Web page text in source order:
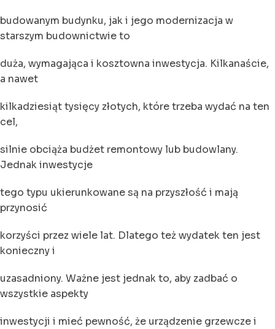
budowanym budynku, jak i jego modernizacja w
starszym budownictwie to
duża, wymagająca i kosztowna inwestycja. Kilkanaście,
a nawet
kilkadziesiąt tysięcy złotych, które trzeba wydać na ten
cel,
silnie obciąża budżet remontowy lub budowlany.
Jednak inwestycje
tego typu ukierunkowane są na przyszłość i mają
przynosić
korzyści przez wiele lat. Dlatego też wydatek ten jest
konieczny i
uzasadniony. Ważne jest jednak to, aby zadbać o
wszystkie aspekty
inwestycji i mieć pewność, że urządzenie grzewcze i